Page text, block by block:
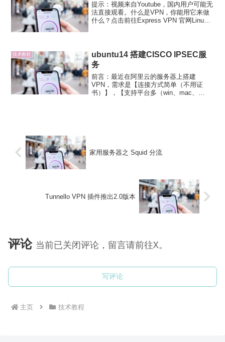
提示：视频来自Youtube，国内用户可能无
法直接观看。什么是VPN，你能用它来做
什么？点击前往Express VPN 官网Linux
技术教程
ubuntu14 搭建CISCO IPSEC服
务
前言：最近在阿里云的服务器上搭建
VPN，需求是【连接方式简单（不用证
书）】，【支持平台多（win、mac、
家用服务器之 Squid 分流
Tunnello VPN 插件推出2.0版本
评论 当前已关闭评论，留言请前往X。
写评论
主页 技术教程